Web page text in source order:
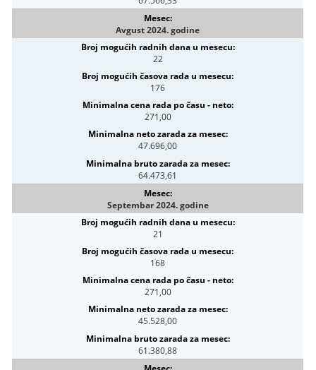
Avgust 2024. godine
22
176
271,00
47.696,00
64.473,61
Septembar 2024. godine
21
168
271,00
45.528,00
61.380,88